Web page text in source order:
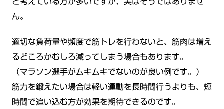
ん。
適切な負荷量や頻度で筋トレを行わないと、筋肉は増え
るどころかむしろ減ってしまう場合もあります。
（マラソン選手がムキムキでないのが良い例です。）
筋力を鍛えたい場合は軽い運動を長時間行うよりも、短
時間で追い込む方が効果を期待できるのです。